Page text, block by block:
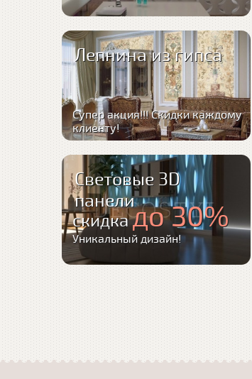
Лепнина из гипса
Супер акция!!! Скидки каждому
клиенту!
Световые 3D
панели
скидкадо 30%
Уникальный дизайн!